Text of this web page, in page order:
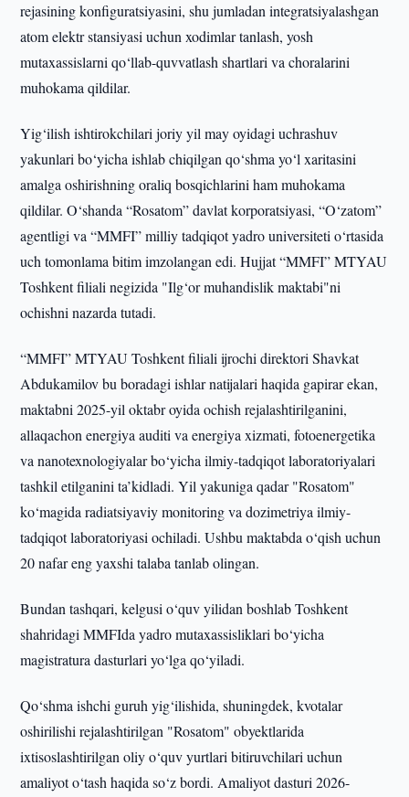
rejasining konfiguratsiyasini, shu jumladan integratsiyalashgan
atom elektr stansiyasi uchun xodimlar tanlash, yosh
mutaxassislarni qo‘llab-quvvatlash shartlari va choralarini
muhokama qildilar.
Yig‘ilish ishtirokchilari joriy yil may oyidagi uchrashuv
yakunlari bo‘yicha ishlab chiqilgan qo‘shma yo‘l xaritasini
amalga oshirishning oraliq bosqichlarini ham muhokama
qildilar. O‘shanda “Rosatom” davlat korporatsiyasi, “O‘zatom”
agentligi va “MMFI” milliy tadqiqot yadro universiteti o‘rtasida
uch tomonlama bitim imzolangan edi. Hujjat “MMFI” MTYAU
Toshkent filiali negizida "Ilg‘or muhandislik maktabi"ni
ochishni nazarda tutadi.
“MMFI” MTYAU Toshkent filiali ijrochi direktori Shavkat
Abdukamilov bu boradagi ishlar natijalari haqida gapirar ekan,
maktabni 2025-yil oktabr oyida ochish rejalashtirilganini,
allaqachon energiya auditi va energiya xizmati, fotoenergetika
va nanotexnologiyalar bo‘yicha ilmiy-tadqiqot laboratoriyalari
tashkil etilganini ta’kidladi. Yil yakuniga qadar "Rosatom"
ko‘magida radiatsiyaviy monitoring va dozimetriya ilmiy-
tadqiqot laboratoriyasi ochiladi. Ushbu maktabda o‘qish uchun
20 nafar eng yaxshi talaba tanlab olingan.
Bundan tashqari, kelgusi o‘quv yilidan boshlab Toshkent
shahridagi MMFIda yadro mutaxassisliklari bo‘yicha
magistratura dasturlari yo‘lga qo‘yiladi.
Qo‘shma ishchi guruh yig‘ilishida, shuningdek, kvotalar
oshirilishi rejalashtirilgan "Rosatom" obyektlarida
ixtisoslashtirilgan oliy o‘quv yurtlari bitiruvchilari uchun
amaliyot o‘tash haqida so‘z bordi. Amaliyot dasturi 2026-